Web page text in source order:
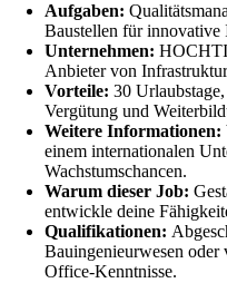
Aufgaben:
Baustellen für innovative
Unternehmen:
Anbieter von
Vorteile: 30
Vergütung und
Weitere Informationen:
einem internationalen
Wachstumschancen.
Warum dieser Job:
entwickle deine
Qualifikationen:
Bauingenieurwesen oder
Office-Kenntnisse.